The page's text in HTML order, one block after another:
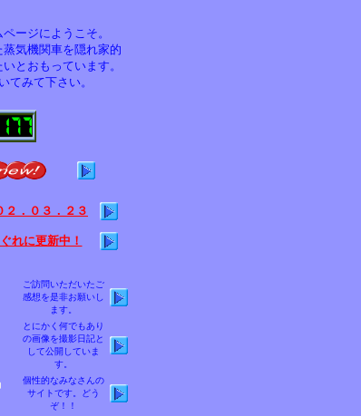
ページにようこそ。
気機関車を隠れ家的
とおもっています。
てみて下さい。
た。今年は石炭のみでの走行が多いとかで車内は
２．０３．２３
れに更新中！
ご訪問いただいたご
感想を是非お願いし
ます。
とにかく何でもあり
の画像を撮影日記と
して公開していま
す。
個性的なみなさんの
サイトです。どう
ぞ！！